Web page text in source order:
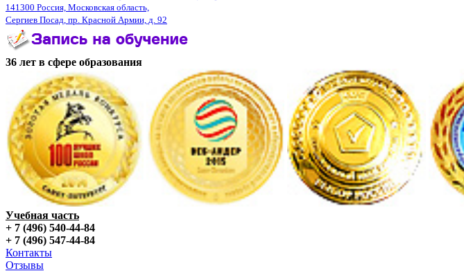
141300 Россия, Московская область,
Сергиев Посад, пр. Красной Армии, д. 92
36 лет в сфере образования
Учебная часть
+ 7 (496) 540-44-84
+ 7 (496) 547-44-84
Контакты
Отзывы